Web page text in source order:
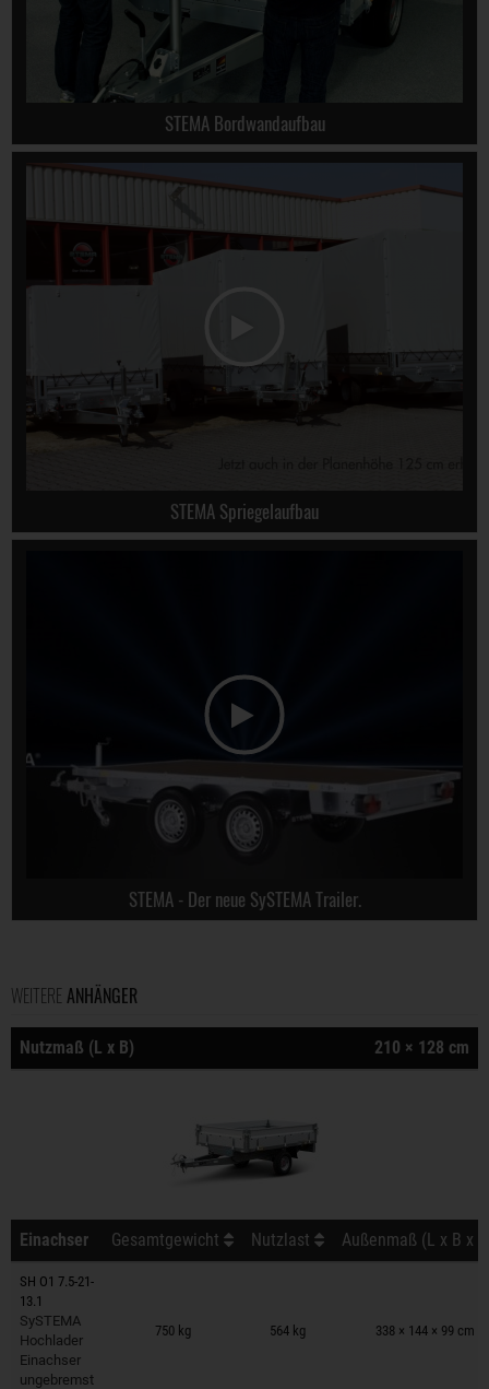
STEMA Bordwandaufbau
STEMA Spriegelaufbau
STEMA - Der neue SySTEMA Trailer.
WEITERE ANHÄNGER
Nutzmaß (L x B) 210 × 128 cm
Einachser Gesamtgewicht Nutzlast Außenmaß (L x B x
SH O1 7.5-21-
13.1
SySTEMA
Hochlader
Einachser
ungebremst
750 kg 564 kg 338 × 144 × 99 cm
Anhänger auf Merkzettel